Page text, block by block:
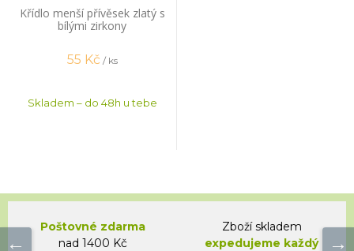
Křídlo menší přívěsek zlatý s
bílými zirkony
55 Kč / ks
Skladem – do 48h u tebe
Poštovné zdarma
nad 1400 Kč
Zboží skladem
expedujeme každý